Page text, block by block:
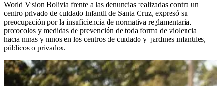
World Vision Bolivia frente a las denuncias realizadas contra un
centro privado de cuidado infantil de Santa Cruz, expresó su
preocupación por la insuficiencia de normativa reglamentaria,
protocolos y medidas de prevención de toda forma de violencia
hacia niñas y niños en los centros de cuidado y jardines infantiles,
públicos o privados.